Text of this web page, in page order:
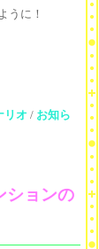
うに！
リオ / お知ら
ションの